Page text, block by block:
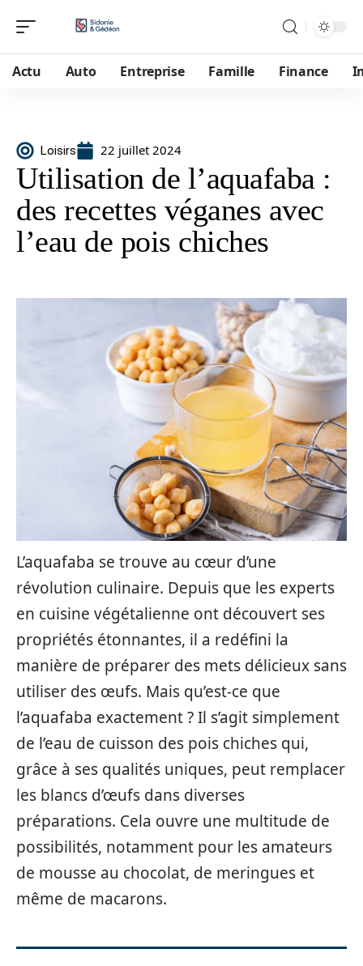
Actu Auto Entreprise Famille Finance
Loisirs 22 juillet 2024
Utilisation de l’aquafaba :
des recettes véganes avec
l’eau de pois chiches
L’aquafaba se trouve au cœur d’une
révolution culinaire. Depuis que les experts
en cuisine végétalienne ont découvert ses
propriétés étonnantes, il a redéfini la
manière de préparer des mets délicieux sans
utiliser des œufs. Mais qu’est-ce que
l’aquafaba exactement ? Il s’agit simplement
de l’eau de cuisson des pois chiches qui,
grâce à ses qualités uniques, peut remplacer
les blancs d’œufs dans diverses
préparations. Cela ouvre une multitude de
possibilités, notamment pour les amateurs
de mousse au chocolat, de meringues et
même de macarons.